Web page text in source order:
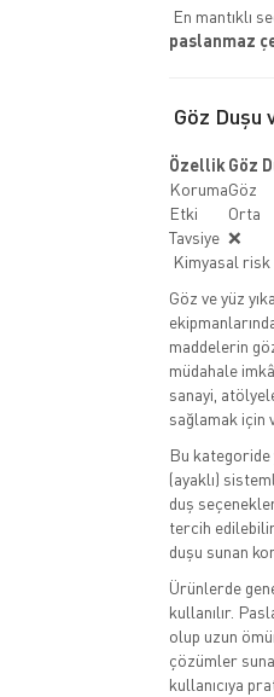
En mantıklı
paslanmaz
Göz Duşu
Özellik Göz
KorumaGöz
Etki
Orta
Tavsiye ❌
Kimyasal
Göz ve yüz
maddelerin
müdahale
sanayi,
sağlamak için
Bu kategoride
(ayaklı)
duş
tercih
duşu sunan
Ürünlerde
kullanılır.
olup uzun
çözümler
kullanıcıya